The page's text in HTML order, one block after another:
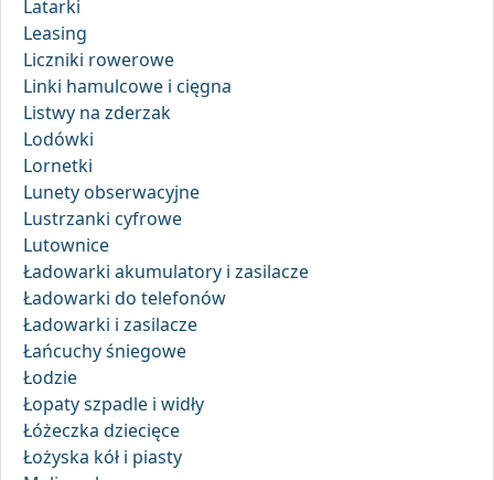
Latarki
Leasing
Liczniki rowerowe
Linki hamulcowe i cięgna
Listwy na zderzak
Lodówki
Lornetki
Lunety obserwacyjne
Lustrzanki cyfrowe
Lutownice
Ładowarki akumulatory i zasilacze
Ładowarki do telefonów
Ładowarki i zasilacze
Łańcuchy śniegowe
Łodzie
Łopaty szpadle i widły
Łóżeczka dziecięce
Łożyska kół i piasty